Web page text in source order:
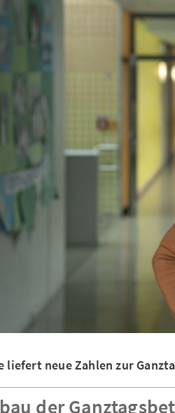
liefert neue Zahlen zur
der